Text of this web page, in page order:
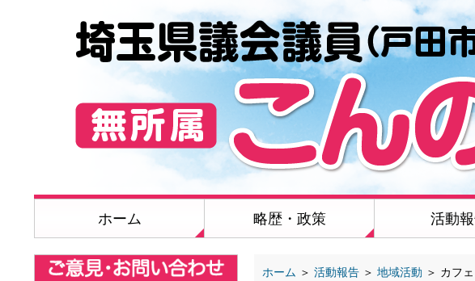
ホーム 略歴・政策 活動
ホーム ＞ 活動報告 ＞ 地域活動 ＞ カフ